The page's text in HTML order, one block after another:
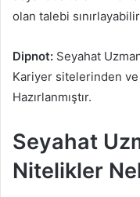
olan talebi
Dipnot: Seyahat
Kariyer sitelerinden ve
Hazırlanmıştır.
Seyahat
Nitelikler